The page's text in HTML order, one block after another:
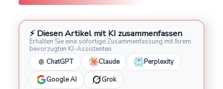
⚡ Diesen Artikel mit KI zusammenfassen
Erhalten Sie eine sofortige Zusammenfassung mit Ihrem
bevorzugten KI-Assistenten.
ChatGPT
Claude Perplexity
Google AI Grok